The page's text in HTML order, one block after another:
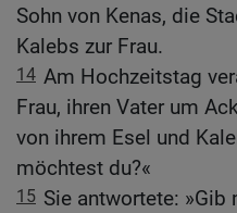
Sohn von Kenas, die
Kalebs zur Frau.
14 Am Hochzeitstag
Frau, ihren Vater um
von ihrem Esel und
möchtest du?«
15 Sie antwortete: »Gib